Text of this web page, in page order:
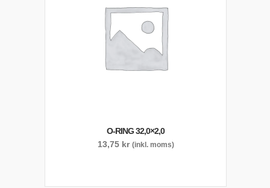
O-RING 32,0×2,0
13,75 kr (inkl. moms)